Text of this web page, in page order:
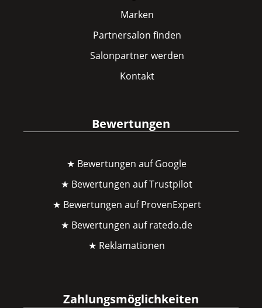
Marken
Partnersalon finden
Salonpartner werden
Kontakt
Bewertungen
★ Bewertungen auf Google
★ Bewertungen auf Trustpilot
★ Bewertungen auf ProvenExpert
★ Bewertungen auf ratedo.de
★ Reklamationen
Zahlungsmöglichkeiten